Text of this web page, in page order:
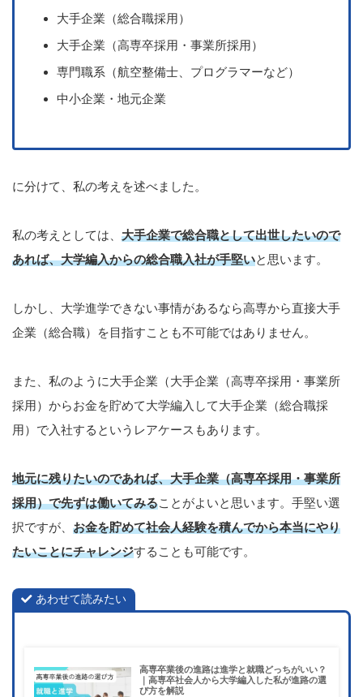
大手企業（総合職採用）
大手企業（高専卒採用・事業所採用）
専門職系（航空整備士、プログラマーなど）
中小企業・地元企業
に分けて、私の考えを述べました。
私の考えとしては、 大手企業で総合職として出世したいので
あれば、大学編入からの総合職入社が手堅いと思います。
しかし、大学進学できない事情があるなら高専から直接大手
企業（総合職）を目指すことも不可能ではありません。
また、私のように大手企業（大手企業（高専卒採用・事業所
採用）からお金を貯めて大学編入して大手企業（総合職採
用）で入社するというレアケースもあります。
地元に残りたいのであれば、大手企業（高専卒採用・事業所
採用）で先ずは働いてみることがよいと思います。手堅い選
択ですが、 お金を貯めて社会人経験を積んでから本当にやり
たいことにチャレンジすることも可能です。
あわせて読みたい
高専卒業後の進路は進学と就職どっちがいい？
｜高専卒社会人から大学編入した私が進路の選
び方を解説